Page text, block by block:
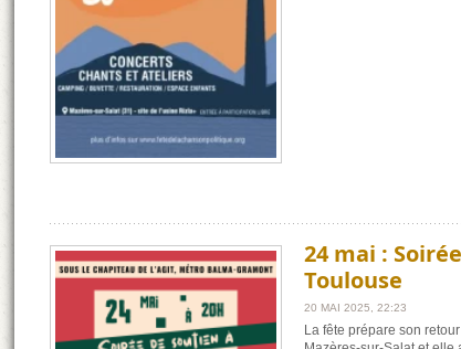
24 mai :
Toulouse
20 MAI 2025, 22:23
La fête prépare son